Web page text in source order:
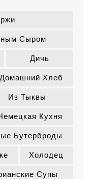
Сыром
Дичь
Домашний Хлеб
Из Тыквы
Кухня
Бутерброды
Холодец
Супы